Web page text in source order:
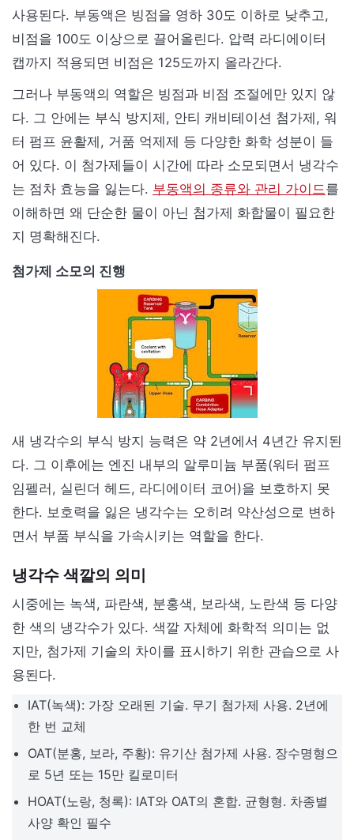
사용된다. 부동액은 빙점을 영하 30도 이하로 낮추고,
비점을 100도 이상으로 끌어올린다. 압력 라디에이터
캡까지 적용되면 비점은 125도까지 올라간다.
그러나 부동액의 역할은 빙점과 비점 조절에만 있지 않
다. 그 안에는 부식 방지제, 안티 캐비테이션 첨가제, 워
터 펌프 윤활제, 거품 억제제 등 다양한 화학 성분이 들
어 있다. 이 첨가제들이 시간에 따라 소모되면서 냉각수
는 점차 효능을 잃는다. 부동액의 종류와 관리 가이드를
이해하면 왜 단순한 물이 아닌 첨가제 화합물이 필요한
지 명확해진다.
첨가제 소모의 진행
새 냉각수의 부식 방지 능력은 약 2년에서 4년간 유지된
다. 그 이후에는 엔진 내부의 알루미늄 부품(워터 펌프
임펠러, 실린더 헤드, 라디에이터 코어)을 보호하지 못
한다. 보호력을 잃은 냉각수는 오히려 약산성으로 변하
면서 부품 부식을 가속시키는 역할을 한다.
냉각수 색깔의 의미
시중에는 녹색, 파란색, 분홍색, 보라색, 노란색 등 다양
한 색의 냉각수가 있다. 색깔 자체에 화학적 의미는 없
지만, 첨가제 기술의 차이를 표시하기 위한 관습으로 사
용된다.
IAT(녹색): 가장 오래된 기술. 무기 첨가제 사용. 2년에
한 번 교체
OAT(분홍, 보라, 주황): 유기산 첨가제 사용. 장수명형으
로 5년 또는 15만 킬로미터
HOAT(노랑, 청록): IAT와 OAT의 혼합. 균형형. 차종별
사양 확인 필수